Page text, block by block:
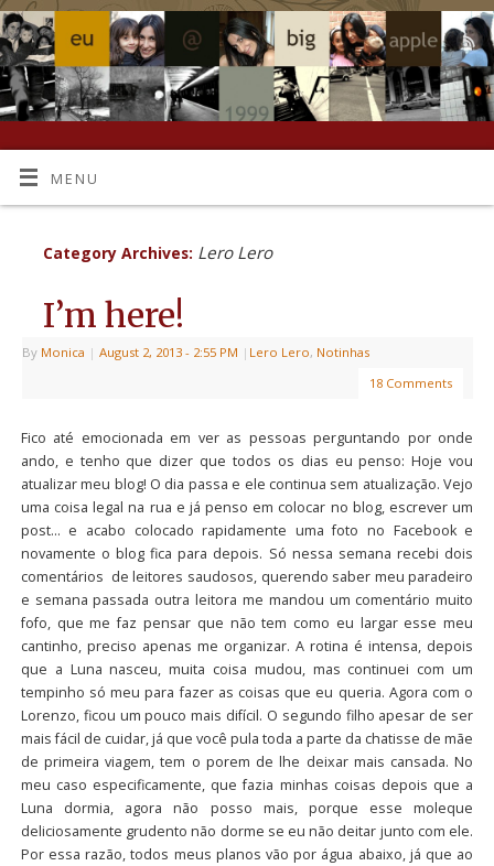
MENU
Category Archives: Lero Lero
I’m here!
By Monica | August 2, 2013 - 2:55 PM | Lero Lero, Notinhas
18 Comments
Fico até emocionada em ver as pessoas perguntando por onde
ando, e tenho que dizer que todos os dias eu penso: Hoje vou
atualizar meu blog! O dia passa e ele continua sem atualização. Vejo
uma coisa legal na rua e já penso em colocar no blog, escrever um
post… e acabo colocado rapidamente uma foto no Facebook e
novamente o blog fica para depois. Só nessa semana recebi dois
comentários de leitores saudosos, querendo saber meu paradeiro
e semana passada outra leitora me mandou um comentário muito
fofo, que me faz pensar que não tem como eu largar esse meu
cantinho, preciso apenas me organizar. A rotina é intensa, depois
que a Luna nasceu, muita coisa mudou, mas continuei com um
tempinho só meu para fazer as coisas que eu queria. Agora com o
Lorenzo, ficou um pouco mais difícil. O segundo filho apesar de ser
mais fácil de cuidar, já que você pula toda a parte da chatisse de mãe
de primeira viagem, tem o porem de lhe deixar mais cansada. No
meu caso especificamente, que fazia minhas coisas depois que a
Luna dormia, agora não posso mais, porque esse moleque
deliciosamente grudento não dorme se eu não deitar junto com ele.
Por essa razão, todos meus planos vão por água abaixo, já que ao